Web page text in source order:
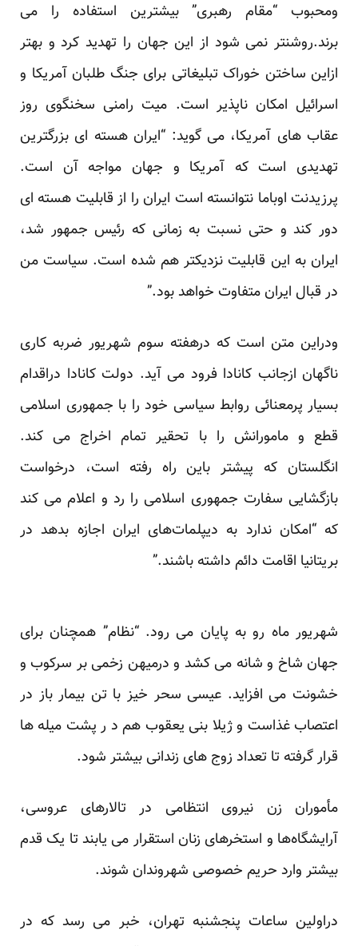
ومحبوب “مقام رهبری” بیشترین استفاده را می
برند.روشنتر نمی شود از این جهان را تهدید کرد و بهتر
ازاین ساختن خوراک تبلیغاتی برای جنگ طلبان آمریکا و
اسرائیل امکان ناپذیر است. میت رامنی سخنگوی روز
عقاب های آمریکا، می گوید: “ایران هسته ای بزرگترین
تهدیدی است که آمریکا و جهان مواجه آن است.
پرزیدنت اوباما نتوانسته است ایران را از قابلیت هسته ای
دور کند و حتی نسبت به زمانی که رئیس جمهور شد،
ایران به این قابلیت نزدیکتر هم شده است. سیاست من
در قبال ایران متفاوت خواهد بود.”
ودراین متن است که درهفته سوم شهریور ضربه کاری
ناگهان ازجانب کانادا فرود می آید. دولت کانادا دراقدام
بسیار پرمعنائی روابط سیاسی خود را با جمهوری اسلامی
قطع و مامورانش را با تحقیر تمام اخراج می کند.
انگلستان که پیشتر باین راه رفته است، درخواست
بازگشایی سفارت جمهوری اسلامی را رد و اعلام می کند
که “امکان ندارد به دیپلمات‌های ایران اجازه بدهد در
بریتانیا اقامت دائم داشته باشند.”
شهریور ماه رو به پایان می رود. “نظام” همچنان برای
جهان شاخ و شانه می کشد و درمیهن زخمی بر سرکوب و
خشونت می افزاید. عیسی سحر خیز با تن بیمار باز در
اعتصاب غذاست و ژیلا بنی یعقوب هم د ر پشت میله ها
قرار گرفته تا تعداد زوج های زندانی بیشتر شود.
مأموران زن نیروی انتظامی در تالارهای عروسی،
آرایشگاه‌ها و استخرهای زنان استقرار می یابند تا یک قدم
بیشتر وارد حریم خصوصی شهروندان شوند.
دراولین ساعات پنجشنبه تهران، خبر می رسد که در